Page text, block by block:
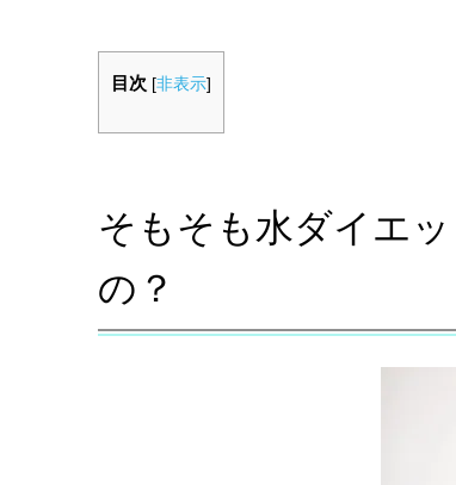
目次 [非表示]
そもそも水ダイエ
の？